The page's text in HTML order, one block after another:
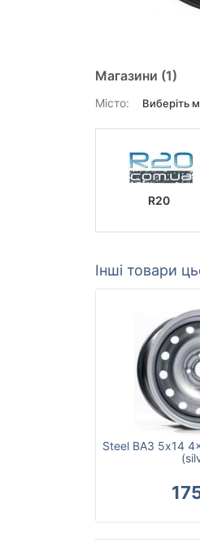
Магазини (1)
Місто:
R20
Інші товари
Steel ВАЗ 5x14